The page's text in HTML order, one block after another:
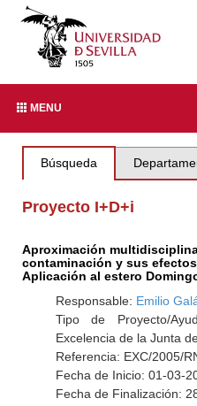
MENU
Búsqueda
Proyecto I+D+i
Aproximación
contaminación y sus
Aplicación al estero
Responsable: Emilio
Tipo de Proyecto/
Excelencia de la Junta
Referencia: EXC/2005/
Fecha de Inicio: 01-03-
Fecha de Finalización: